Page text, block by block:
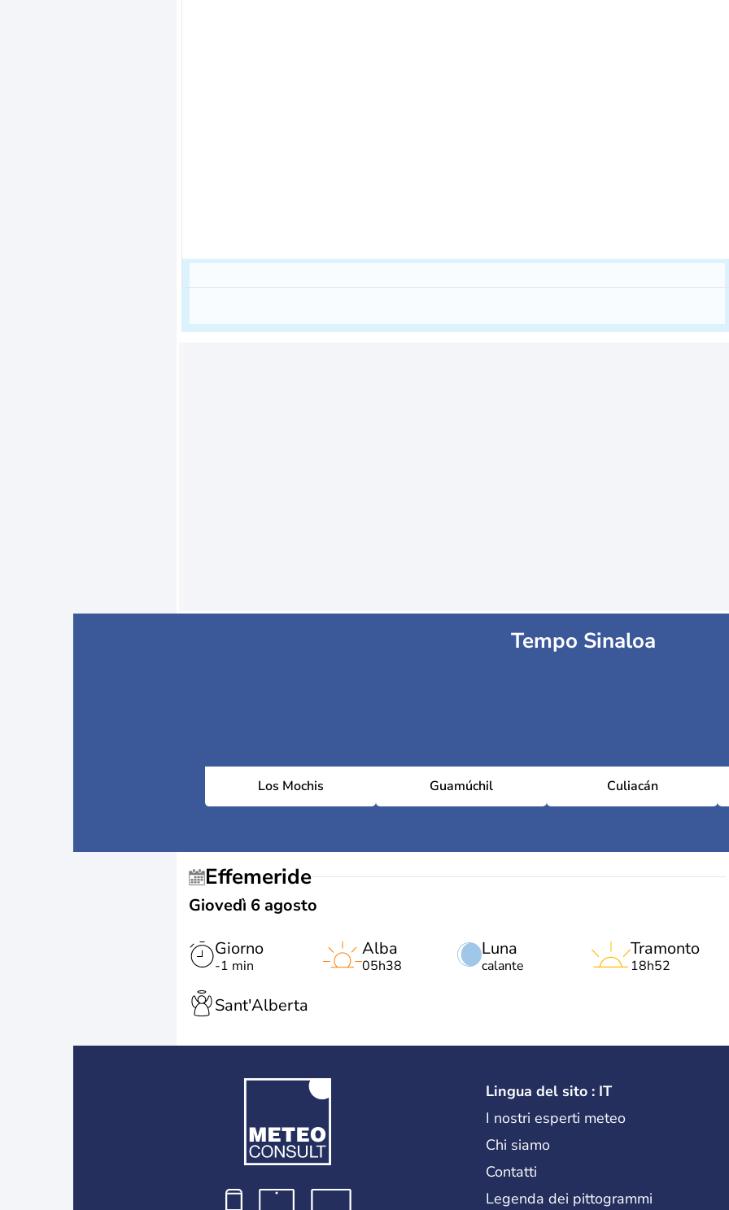
Tempo Sinaloa
Los Mochis Guamúchil Culiacán
Effemeride
Giovedì 6 agosto
Giorno
-1 min
Luna
calante
Alba
05h38
Tramonto
18h52
Sant'Alberta
Lingua del sito : IT
I nostri esperti meteo
Chi siamo
Contatti
Legenda dei pittogrammi